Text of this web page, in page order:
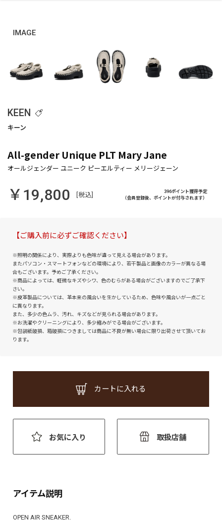
IMAGE
KEEN
All-gender Unique PLT Mary Jane
￥19,800 [税込]
396ポイント獲得予定
（会員登録後、ポイントが付与されます）
【ご購入前に必ずご確認ください】
※照明の関係により、実際よりも色味が違って見える場合があります。
またパソコン・スマートフォンなどの環境により、若干製品と画像のカラーが異なる場
合もございます。予めご了承ください。
※商品によっては、軽微なキズやシワ、色のむらがある場合がございますのでご了承下
さい。
※皮革製品については、革本来の風合いを生かしているため、色味や風合いが一点ごと
に異なります。
また、多少の色ムラ、汚れ、キズなどが見られる場合があります。
※お洗濯やクリーニングにより、多少縮みがでる場合がございます。
※包装紙破損、箱破損につきましては商品に不良が無い場合に限り出荷させて頂いてお
ります。
カートに入れる
お気に入り 取扱店舗
アイテム説明
OPEN AIR SNEAKER.